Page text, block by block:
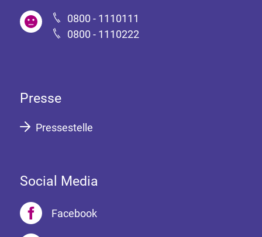
0800 - 1110111
0800 - 1110222
Presse
Pressestelle
Social Media
Facebook